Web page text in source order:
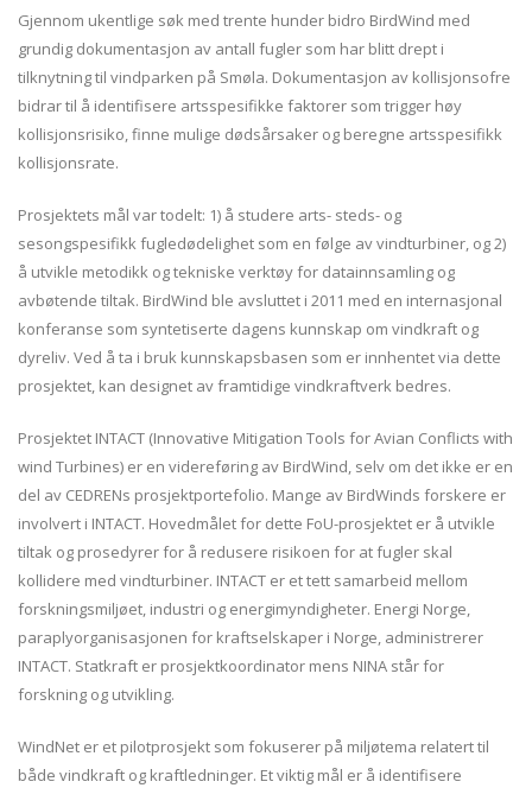
Gjennom ukentlige søk med trente hunder bidro BirdWind med
grundig dokumentasjon av antall fugler som har blitt drept i
tilknytning til vindparken på Smøla. Dokumentasjon av kollisjonsofre
bidrar til å identifisere artsspesifikke faktorer som trigger høy
kollisjonsrisiko, finne mulige dødsårsaker og beregne artsspesifikk
kollisjonsrate.
Prosjektets mål var todelt: 1) å studere arts- steds- og
sesongspesifikk fugledødelighet som en følge av vindturbiner, og 2)
å utvikle metodikk og tekniske verktøy for datainnsamling og
avbøtende tiltak. BirdWind ble avsluttet i 2011 med en internasjonal
konferanse som syntetiserte dagens kunnskap om vindkraft og
dyreliv. Ved å ta i bruk kunnskapsbasen som er innhentet via dette
prosjektet, kan designet av framtidige vindkraftverk bedres.
Prosjektet INTACT (Innovative Mitigation Tools for Avian Conflicts with
wind Turbines) er en videreføring av BirdWind, selv om det ikke er en
del av CEDRENs prosjektportefolio. Mange av BirdWinds forskere er
involvert i INTACT. Hovedmålet for dette FoU-prosjektet er å utvikle
tiltak og prosedyrer for å redusere risikoen for at fugler skal
kollidere med vindturbiner. INTACT er et tett samarbeid mellom
forskningsmiljøet, industri og energimyndigheter. Energi Norge,
paraplyorganisasjonen for kraftselskaper i Norge, administrerer
INTACT. Statkraft er prosjektkoordinator mens NINA står for
forskning og utvikling.
WindNet er et pilotprosjekt som fokuserer på miljøtema relatert til
både vindkraft og kraftledninger. Et viktig mål er å identifisere